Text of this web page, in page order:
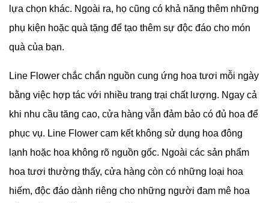
lựa chọn khác. Ngoài ra, họ cũng có khả năng thêm những
phụ kiện hoặc quà tặng để tạo thêm sự độc đáo cho món
quà của bạn.
Line Flower chắc chắn nguồn cung ứng hoa tươi mỗi ngày
bằng việc hợp tác với nhiều trang trại chất lượng. Ngay cả
khi nhu cầu tăng cao, cửa hàng vẫn đảm bảo có đủ hoa để
phục vụ. Line Flower cam kết không sử dụng hoa đông
lạnh hoặc hoa không rõ nguồn gốc. Ngoài các sản phẩm
hoa tươi thường thấy, cửa hàng còn có những loại hoa
hiếm, độc đáo dành riêng cho những người đam mê hoa